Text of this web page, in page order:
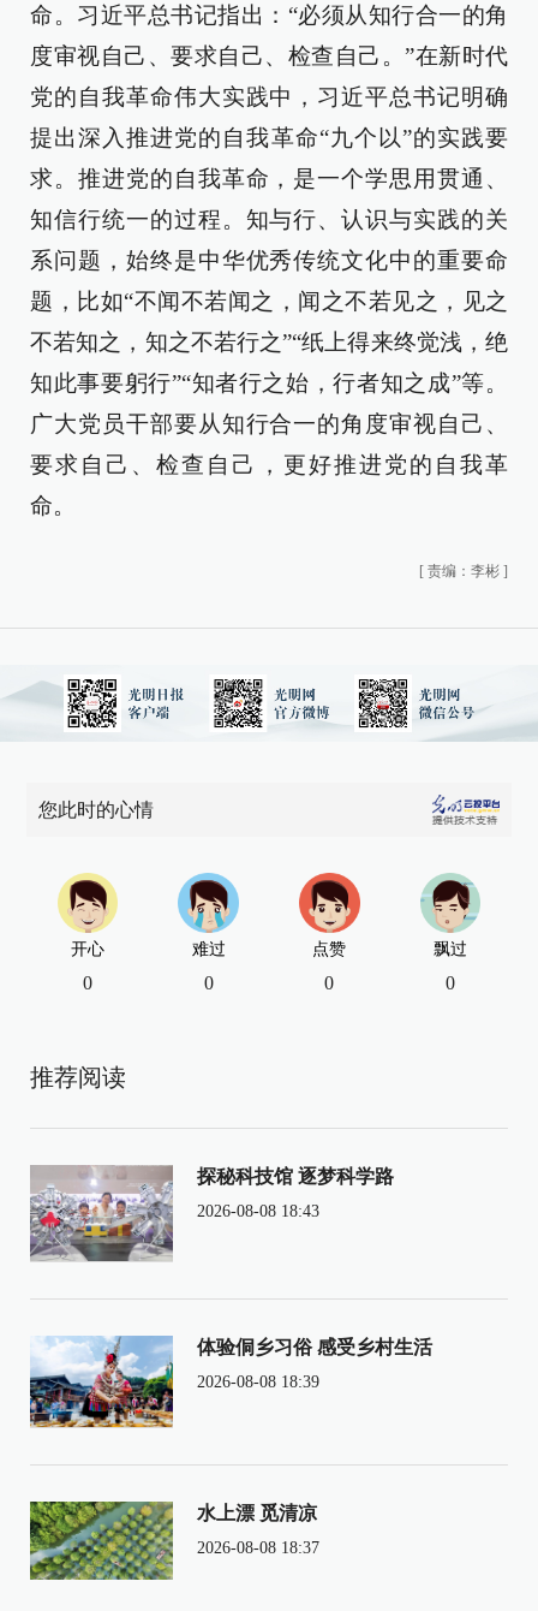
命。习近平总书记指出：“必须从知行合一的角
度审视自己、要求自己、检查自己。”在新时代
党的自我革命伟大实践中，习近平总书记明确
提出深入推进党的自我革命“九个以”的实践要
求。推进党的自我革命，是一个学思用贯通、
知信行统一的过程。知与行、认识与实践的关
系问题，始终是中华优秀传统文化中的重要命
题，比如“不闻不若闻之，闻之不若见之，见之
不若知之，知之不若行之”“纸上得来终觉浅，绝
知此事要躬行”“知者行之始，行者知之成”等。
广大党员干部要从知行合一的角度审视自己、
要求自己、检查自己，更好推进党的自我革
命。
[ 责编：李彬 ]
您此时的心情
开心
0
难过
0
点赞
0
飘过
0
推荐阅读
探秘科技馆 逐梦科学路
2026-08-08 18:43
体验侗乡习俗 感受乡村生活
2026-08-08 18:39
水上漂 觅清凉
2026-08-08 18:37